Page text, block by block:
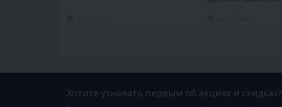
Хотите узнавать первым об акциях и скидках?